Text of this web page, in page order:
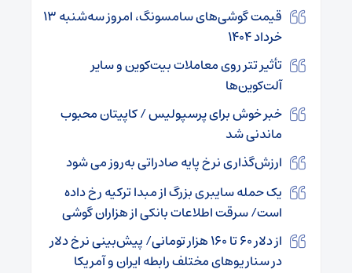
قیمت گوشی‌های سامسونگ، امروز سه‌شنبه ۱۳
خرداد ۱۴۰۴
تأثیر تتر روی معاملات بیت‌کوین و سایر
آلت‌کوین‌ها
خبر خوش برای پرسپولیس / کاپیتان محبوب
ماندنی شد
ارزش‌گذاری نرخ پایه صادراتی به‌روز می شود
یک حمله سایبری بزرگ از مبدا ترکیه رخ داده
است/ سرقت اطلاعات بانکی از هزاران گوشی
از دلار ۶۰ تا ۱۶۰ هزار تومانی/ پیش‌بینی نرخ دلار
در سناریو‌های مختلف رابطه ایران و آمریکا